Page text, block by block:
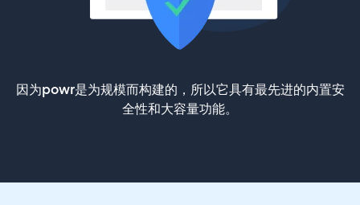
因为powr是为规模而构建的，所以它具有最先进的内置安
全性和大容量功能。